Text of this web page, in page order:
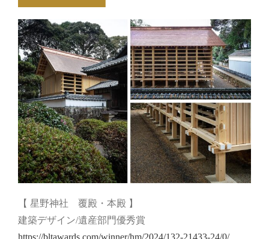
【 星野神社 覆殿・本殿 】
建築デザイン/遺産部門優秀賞